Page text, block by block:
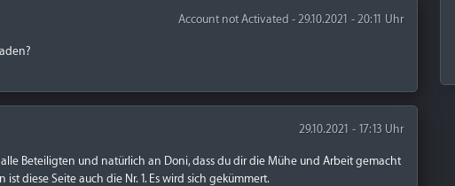
Account not Activated - 29.10.2021 - 20:11 Uhr
29.10.2021 - 17:13 Uhr
Beteiligten und natürlich an Doni, dass du dir die Mühe und Arbeit gemacht
ist diese Seite auch die Nr. 1. Es wird sich gekümmert.